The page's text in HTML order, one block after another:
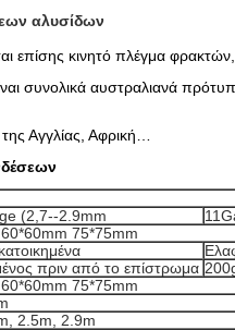
αλυσίδων
επίσης κινητό πλέγμα
συνολικά αυστραλιανά
Αγγλίας, Αφρική…
(2,7--2.9mm
75*75mm
πριν από το επίστρωμα
75*75mm
2.5m, 2.9m